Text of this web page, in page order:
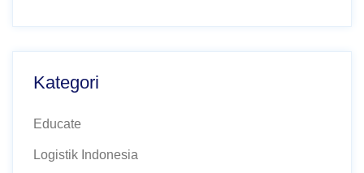
Kategori
Educate
Logistik Indonesia